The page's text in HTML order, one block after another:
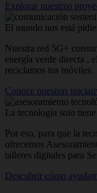
Explorar nuestros
El mundo nos está
Nuestra red 5G+
energía verde directa ,
reciclamos tus móviles.
Conoce nuestras
La tecnología solo
Por eso, para que la
ofrecemos
talleres digitales para
Descubrir cómo